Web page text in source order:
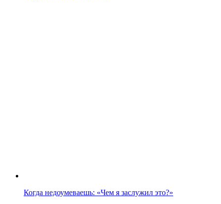
Когда недоумеваешь: «Чем я заслужил это?»